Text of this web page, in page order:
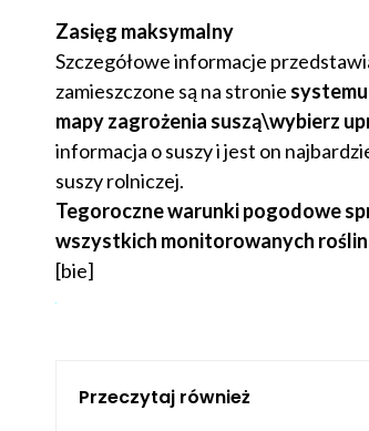
Zasięg maksymalny
Szczegółowe informacje
zamieszczone są na stronie
mapy zagrożenia suszą\wybierz
informacja o suszy i jest on
suszy rolniczej.
Tegoroczne warunki pogodowe
wszystkich monitorowanych
[bie]
Przeczytaj również